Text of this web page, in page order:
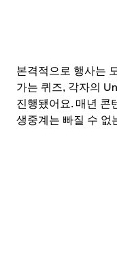
본격적으로 행사는
가는 퀴즈, 각자의
진행됐어요. 매년 콘
생중계는 빠질 수 없